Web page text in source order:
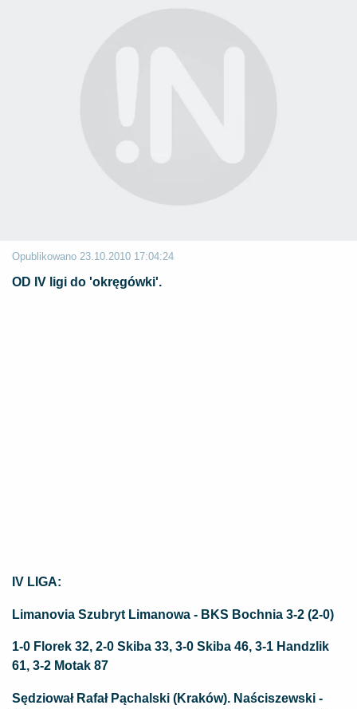
Opublikowano 23.10.2010 17:04:24
OD IV ligi do 'okręgówki'.
IV LIGA:
Limanovia Szubryt Limanowa - BKS Bochnia 3-2 (2-0)
1-0 Florek 32, 2-0 Skiba 33, 3-0 Skiba 46, 3-1 Handzlik
61, 3-2 Motak 87
Sędziował Rafał Pąchalski (Kraków). Naściszewski -